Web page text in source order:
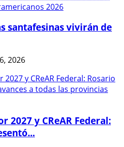
santafesinas vivirán de
2026
2027 y CReAR Federal: